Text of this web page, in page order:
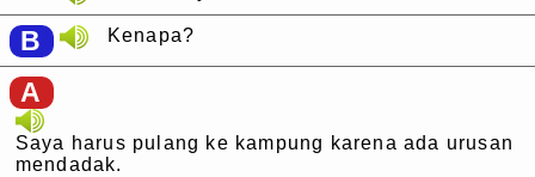
B Kenapa?
A
Saya harus pulang ke kampung karena ada urusan
mendadak.